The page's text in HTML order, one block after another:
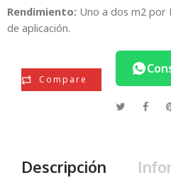
Rendimiento: Uno a dos m2 por
de aplicación.
Compare
Descripción